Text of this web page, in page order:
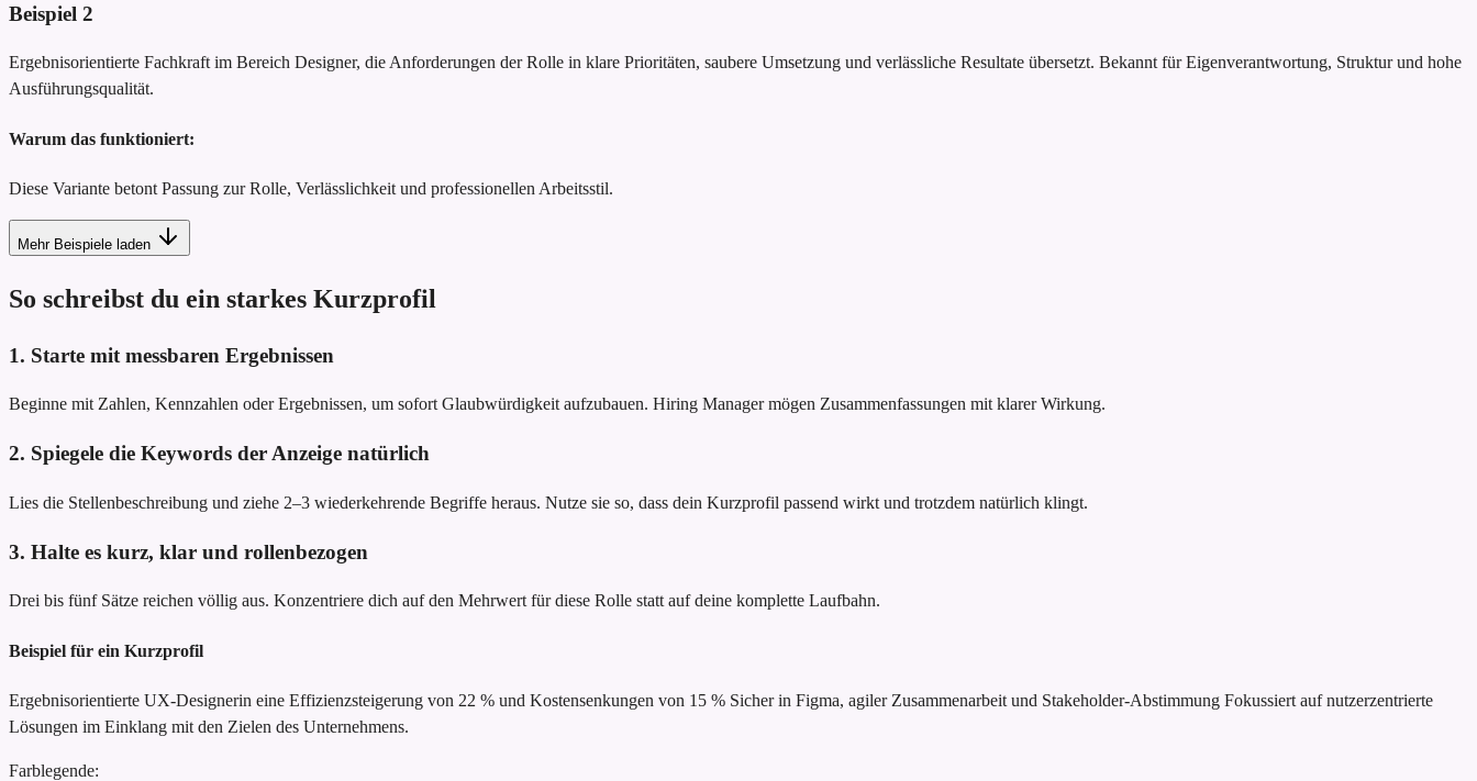
Beispiel 2
Ergebnisorientierte Fachkraft im Bereich Designer, die Anforderungen der Rolle in klare Prioritäten, saubere Umsetzung und verlässliche Resultate übersetzt. Bekannt für Eigenverantwortung, Struktur und hohe
Ausführungsqualität.
Warum das funktioniert:
Diese Variante betont Passung zur Rolle, Verlässlichkeit und professionellen Arbeitsstil.
Mehr Beispiele laden
So schreibst du ein starkes Kurzprofil
1. Starte mit messbaren Ergebnissen
Beginne mit Zahlen, Kennzahlen oder Ergebnissen, um sofort Glaubwürdigkeit aufzubauen. Hiring Manager mögen Zusammenfassungen mit klarer Wirkung.
2. Spiegele die Keywords der Anzeige natürlich
Lies die Stellenbeschreibung und ziehe 2–3 wiederkehrende Begriffe heraus. Nutze sie so, dass dein Kurzprofil passend wirkt und trotzdem natürlich klingt.
3. Halte es kurz, klar und rollenbezogen
Drei bis fünf Sätze reichen völlig aus. Konzentriere dich auf den Mehrwert für diese Rolle statt auf deine komplette Laufbahn.
Beispiel für ein Kurzprofil
Ergebnisorientierte UX-Designerin eine Effizienzsteigerung von 22 % und Kostensenkungen von 15 % Sicher in Figma, agiler Zusammenarbeit und Stakeholder-Abstimmung Fokussiert auf nutzerzentrierte
Lösungen im Einklang mit den Zielen des Unternehmens.
Farblegende: